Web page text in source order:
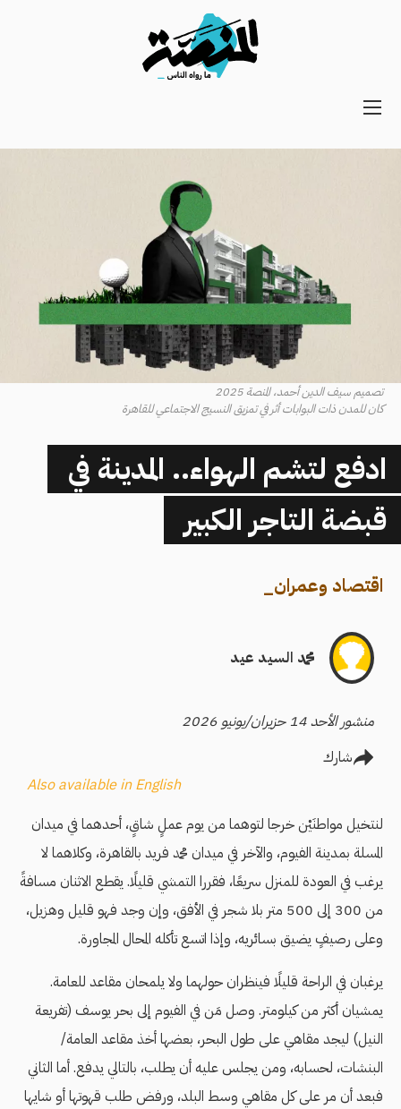
Main
تصميم سيف الدين أحمد، المنصة 2025
كان للمدن ذات البوابات أثر في تمزيق النسيج الاجتماعي للقاهرة
ادفع لتشم الهواء.. المدينة في
قبضة التاجر الكبير
اقتصاد وعمران_
محمد السيد عيد
منشور الأحد 14 حزيران/يونيو 2026
شارك
Also available in English
لنتخيل مواطنَيْن خرجا لتوهما من يوم عملٍ شاقٍ، أحدهما في ميدان
المسلة بمدينة الفيوم، والآخر في ميدان محمد فريد بالقاهرة، وكلاهما لا
يرغب في العودة للمنزل سريعًا، فقررا التمشي قليلًا. يقطع الاثنان مسافةً
من 300 إلى 500 متر بلا شجر في الأفق، وإن وجد فهو قليل وهزيل،
وعلى رصيفٍ يضيق بسائريه، وإذا اتسع تأكله المحال المجاورة.
يرغبان في الراحة قليلًا فينظران حولهما ولا يلمحان مقاعد للعامة.
يمشيان أكثر من كيلومتر. وصل مَن في الفيوم إلى بحر يوسف (تفريعة
النيل) ليجد مقاهي على طول البحر، بعضها أخذ مقاعد العامة/
البنشات، لحسابه، ومن يجلس عليه أن يطلب، بالتالي يدفع. أما الثاني
فبعد أن مر على كل مقاهي وسط البلد، ورفض طلب قهوتها أو شايها